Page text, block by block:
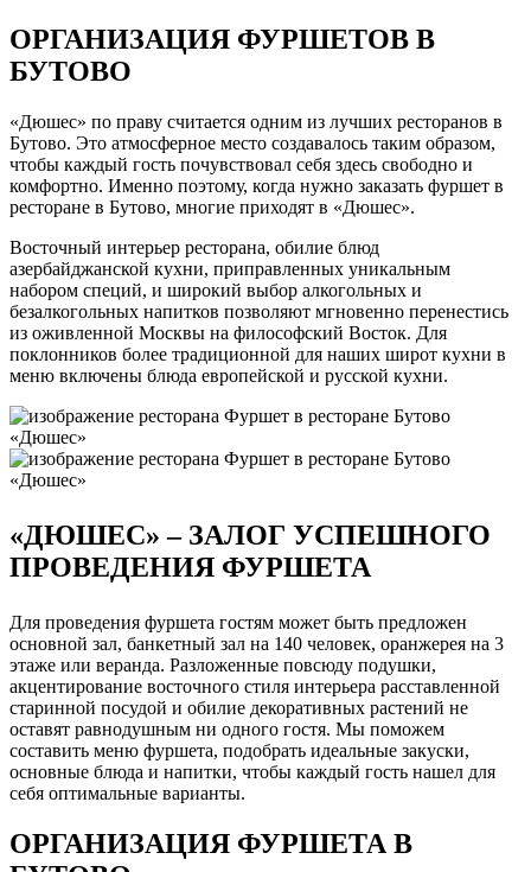
ОРГАНИЗАЦИЯ ФУРШЕТОВ В
БУТОВО
«Дюшес» по праву считается одним из лучших ресторанов в
Бутово. Это атмосферное место создавалось таким образом,
чтобы каждый гость почувствовал себя здесь свободно и
комфортно. Именно поэтому, когда нужно заказать фуршет в
ресторане в Бутово, многие приходят в «Дюшес».
Восточный интерьер ресторана, обилие блюд
азербайджанской кухни, приправленных уникальным
набором специй, и широкий выбор алкогольных и
безалкогольных напитков позволяют мгновенно перенестись
из оживленной Москвы на философский Восток. Для
поклонников более традиционной для наших широт кухни в
меню включены блюда европейской и русской кухни.
«ДЮШЕС» – ЗАЛОГ УСПЕШНОГО
ПРОВЕДЕНИЯ ФУРШЕТА
Для проведения фуршета гостям может быть предложен
основной зал, банкетный зал на 140 человек, оранжерея на 3
этаже или веранда. Разложенные повсюду подушки,
акцентирование восточного стиля интерьера расставленной
старинной посудой и обилие декоративных растений не
оставят равнодушным ни одного гостя. Мы поможем
составить меню фуршета, подобрать идеальные закуски,
основные блюда и напитки, чтобы каждый гость нашел для
себя оптимальные варианты.
ОРГАНИЗАЦИЯ ФУРШЕТА В